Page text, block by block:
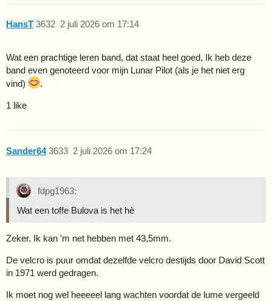
HansT 2 juli 2026 om 17:14
3632
Wat een prachtige leren band, dat staat heel goed, Ik heb deze
band even genoteerd voor mijn Lunar Pilot (als je het niet erg
vind)
.
1 like
Sander64 2 juli 2026 om 17:24
3633
fdpg1963:
Wat een toffe Bulova is het hè
Zeker. Ik kan 'm net hebben met 43,5mm.
De velcro is puur omdat dezelfde velcro destijds door David Scott
in 1971 werd gedragen.
Ik moet nog wel heeeeel lang wachten voordat de lume vergeeld